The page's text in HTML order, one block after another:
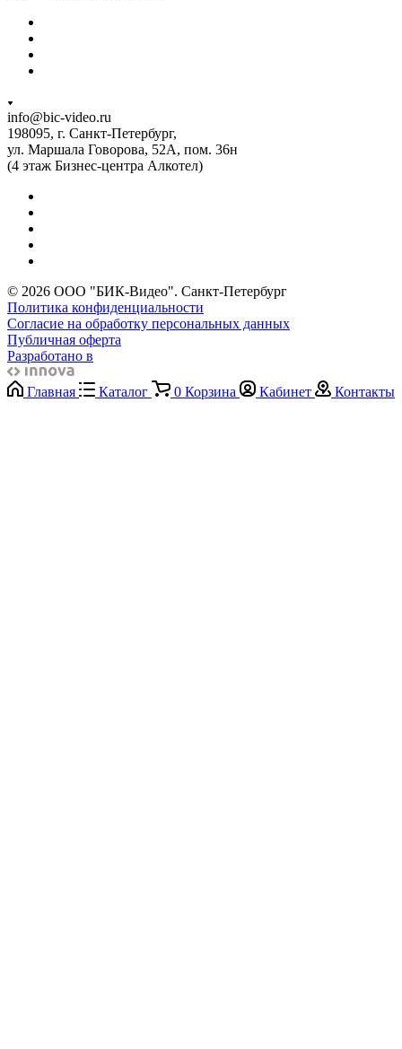
info@bic-video.ru
198095, г. Санкт-Петербург,
ул. Маршала Говорова, 52А, пом. 36н
(4 этаж Бизнес-центра Алкотел)
© 2026 ООО "БИК-Видео". Санкт-Петербург
Политика конфиденциальности
Согласие на обработку персональных данных
Публичная оферта
Разработано в
Главная Каталог 0 Корзина Кабинет Контакты